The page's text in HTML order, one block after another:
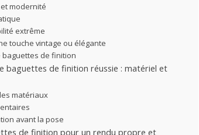
modernité
extrême
touche vintage ou élégante
de finition
baguettes de finition réussie : matériel et
matériaux
avant la pose
de finition pour un rendu propre et